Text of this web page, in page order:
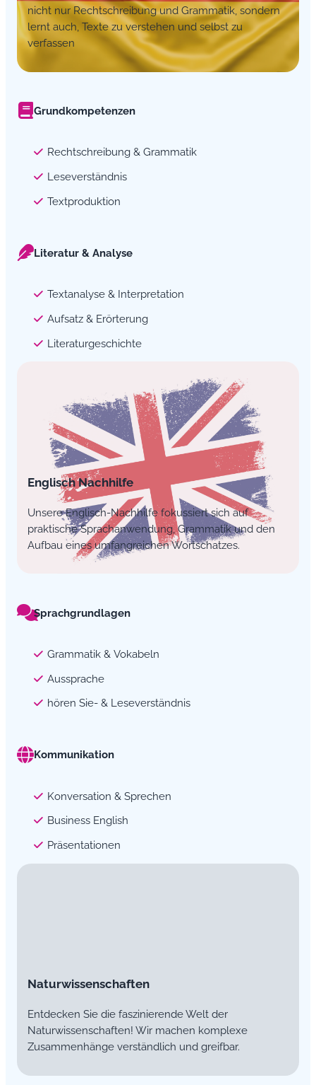
nicht nur Rechtschreibung und Grammatik, sondern
lernt auch, Texte zu verstehen und selbst zu
verfassen
Grundkompetenzen
Rechtschreibung & Grammatik
Leseverständnis
Textproduktion
Literatur & Analyse
Textanalyse & Interpretation
Aufsatz & Erörterung
Literaturgeschichte
Englisch Nachhilfe
Unsere Englisch-Nachhilfe fokussiert sich auf
praktische Sprachanwendung, Grammatik und den
Aufbau eines umfangreichen Wortschatzes.
Sprachgrundlagen
Grammatik & Vokabeln
Aussprache
hören Sie- & Leseverständnis
Kommunikation
Konversation & Sprechen
Business English
Präsentationen
Naturwissenschaften
Entdecken Sie die faszinierende Welt der
Naturwissenschaften! Wir machen komplexe
Zusammenhänge verständlich und greifbar.